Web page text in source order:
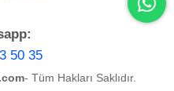
50 35
- Tüm Hakları Saklıdır.